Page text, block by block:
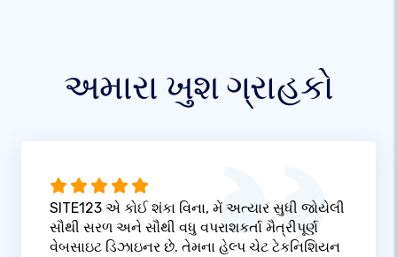
અમારા ખુશ ગ્રાહકો
SITE123 એ કોઈ શંકા વિના, મેં અત્યાર સુધી જોયેલી
સૌથી સરળ અને સૌથી વધુ વપરાશકર્તા મૈત્રીપૂર્ણ
વેબસાઇટ ડિઝાઇનર છે. તેમના હેલ્પ ચેટ ટેકનિશિયન